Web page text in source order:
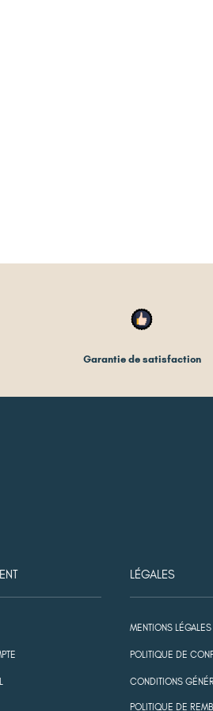
Garantie de satisfaction
LÉGALES
MENTIONS LÉGALES
POLITIQUE DE
CONDITIONS
POLITIQUE DE